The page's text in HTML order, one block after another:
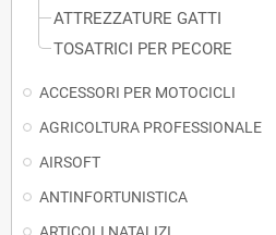
ATTREZZATURE GATTI
TOSATRICI PER PECORE
ACCESSORI PER MOTOCICLI
AGRICOLTURA PROFESSIONALE
AIRSOFT
ANTINFORTUNISTICA